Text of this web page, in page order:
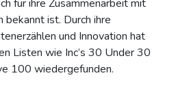
für ihre Zusammenarbeit mit
ist. Durch ihre
und Innovation hat
Listen wie Inc’s 30 Under 30
100 wiedergefunden.